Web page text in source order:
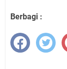
Berbagi :